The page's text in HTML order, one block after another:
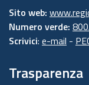
Sito web:
Numero verde:
Scrivici: e-mail -
Trasparenza